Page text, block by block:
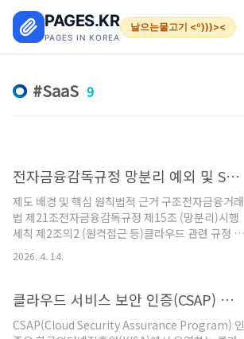
PAGES.KR
PAGES IN KOREA
날으는물고기 <º)))><
SaaS 9
전자금융감독규정 망분리 예외 및 SaaS·원격접근 보안관리 기준 및 절차서
제도 배경 및 핵심 원칙법적 근거 구조전자금융거래
법 제21조전자금융감독규정 제15조 (망분리)시행
세칙 제2조의2 (원격접근 등)클라우드 관련 규정 +
금융보안원 가이드핵심 목적악성코드 유입 차단내
부 중요정보 외부 유출 방지내부 시스템 침해 확산
분리 (Network Isolation)접근통제 (Access
(물리적 망분리 중심)기본 원칙내부 업무망 ↔ 인터
2026. 4. 14.
클라우드 서비스 보안 인증(CSAP) 체크리스트와 실전 전략 가이드
CSAP(Cloud Security Assurance Program) 인